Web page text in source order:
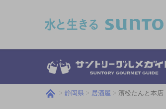
静岡県 居酒屋 濱松たんと本店